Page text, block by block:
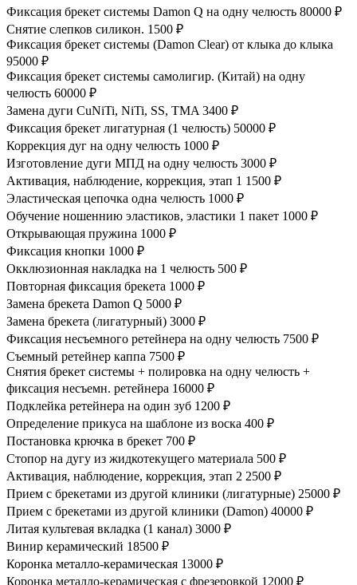
Фиксация брекет системы Damon Q на одну челюсть 80000 ₽
Снятие слепков силикон. 1500 ₽
Фиксация брекет системы (Damon Clear) от клыка до клыка
95000 ₽
Фиксация брекет системы самолигир. (Китай) на одну
челюсть 60000 ₽
Замена дуги CuNiTi, NiTi, SS, TMA 3400 ₽
Фиксация брекет лигатурная (1 челюсть) 50000 ₽
Коррекция дуг на одну челюсть 1000 ₽
Изготовление дуги МПД на одну челюсть 3000 ₽
Активация, наблюдение, коррекция, этап 1 1500 ₽
Эластическая цепочка одна челюсть 1000 ₽
Обучение ношеннию эластиков, эластики 1 пакет 1000 ₽
Открывающая пружина 1000 ₽
Фиксация кнопки 1000 ₽
Окклюзионная накладка на 1 челюсть 500 ₽
Повторная фиксация брекета 1000 ₽
Замена брекета Damon Q 5000 ₽
Замена брекета (лигатурный) 3000 ₽
Фиксация несъемного ретейнера на одну челюсть 7500 ₽
Съемный ретейнер каппа 7500 ₽
Снятия брекет системы + полировка на одну челюсть +
фиксация несъемн. ретейнера 16000 ₽
Подклейка ретейнера на один зуб 1200 ₽
Определение прикуса на шаблоне из воска 400 ₽
Постановка крючка в брекет 700 ₽
Стопор на дугу из жидкотекущего материала 500 ₽
Активация, наблюдение, коррекция, этап 2 2500 ₽
Прием с брекетами из другой клиники (лигатурные) 25000 ₽
Прием с брекетами из другой клиники (Damon) 40000 ₽
Литая культевая вкладка (1 канал) 3000 ₽
Винир керамический 18500 ₽
Коронка металло-керамическая 13000 ₽
Коронка металло-керамическая с фрезеровкой 12000 ₽